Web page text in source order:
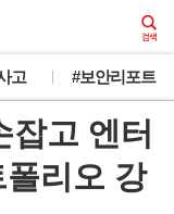
고 #보안리포트
잡고 엔터
리오 강